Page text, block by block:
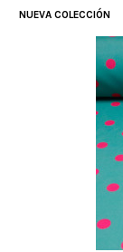
NUEVA COLECCIÓN